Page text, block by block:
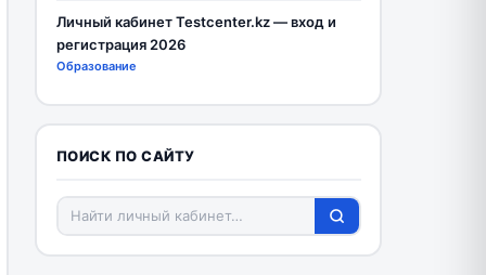
Личный кабинет Testcenter.kz — вход и
регистрация 2026
Образование
ПОИСК ПО САЙТУ